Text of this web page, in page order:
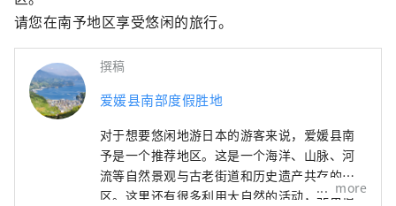
请您在南予地区享受悠闲的旅行。
撰稿
爱媛县南部度假胜地
对于想要悠闲地游日本的游客来说，爱媛县南
予是一个推荐地区。这是一个海洋、山脉、河
流等自然景观与古老街道和历史遗产共存的地
区。这里还有很多利用大自然的活动，非常适
more